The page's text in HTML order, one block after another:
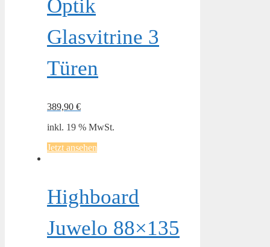
Optik
Glasvitrine 3
Türen
389,90 €
inkl. 19 % MwSt.
Jetzt ansehen
Highboard
Juwelo 88×135